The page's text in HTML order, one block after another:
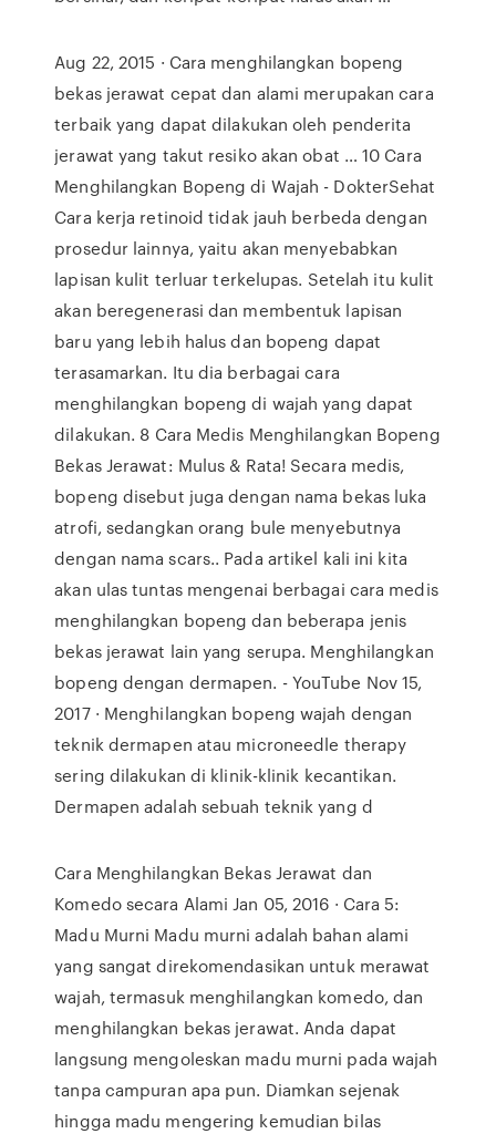
Aug 22, 2015 · Cara menghilangkan bopeng
bekas jerawat cepat dan alami merupakan cara
terbaik yang dapat dilakukan oleh penderita
jerawat yang takut resiko akan obat … 10 Cara
Menghilangkan Bopeng di Wajah - DokterSehat
Cara kerja retinoid tidak jauh berbeda dengan
prosedur lainnya, yaitu akan menyebabkan
lapisan kulit terluar terkelupas. Setelah itu kulit
akan beregenerasi dan membentuk lapisan
baru yang lebih halus dan bopeng dapat
terasamarkan. Itu dia berbagai cara
menghilangkan bopeng di wajah yang dapat
dilakukan. 8 Cara Medis Menghilangkan Bopeng
Bekas Jerawat: Mulus & Rata! Secara medis,
bopeng disebut juga dengan nama bekas luka
atrofi, sedangkan orang bule menyebutnya
dengan nama scars.. Pada artikel kali ini kita
akan ulas tuntas mengenai berbagai cara medis
menghilangkan bopeng dan beberapa jenis
bekas jerawat lain yang serupa. Menghilangkan
bopeng dengan dermapen. - YouTube Nov 15,
2017 · Menghilangkan bopeng wajah dengan
teknik dermapen atau microneedle therapy
sering dilakukan di klinik-klinik kecantikan.
Dermapen adalah sebuah teknik yang d
Cara Menghilangkan Bekas Jerawat dan
Komedo secara Alami Jan 05, 2016 · Cara 5:
Madu Murni Madu murni adalah bahan alami
yang sangat direkomendasikan untuk merawat
wajah, termasuk menghilangkan komedo, dan
menghilangkan bekas jerawat. Anda dapat
langsung mengoleskan madu murni pada wajah
tanpa campuran apa pun. Diamkan sejenak
hingga madu mengering kemudian bilas